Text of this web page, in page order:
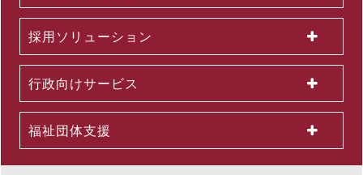
2026.06.01
組織変更及び人事異動に関するお知らせ
2026.06.01
2026年５月度KPI（業績指標）進捗状況
公開講座セットプラン「上司部下ペアプラン」を26年５月より
提供開始 ～同一テーマの同時受講で、実践につながる共通言語
採用ソリューション
行政向けサービス
福祉団体支援